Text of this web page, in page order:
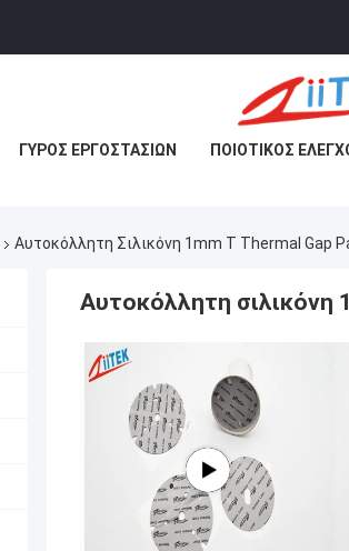
ΓΎΡΟΣ ΕΡΓΟΣΤΑΣΊΩΝ ΠΟΙΟΤΙΚΌΣ
Αυτοκόλλητη Σιλικόνη 1mm T Thermal Gap
Αυτοκόλλητη σιλικόνη